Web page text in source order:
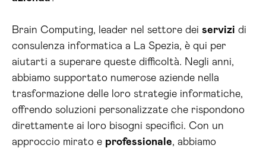
Brain Computing, leader nel settore dei servizi di
consulenza informatica a La Spezia, è qui per
aiutarti a superare queste difficoltà. Negli anni,
abbiamo supportato numerose aziende nella
trasformazione delle loro strategie informatiche,
offrendo soluzioni personalizzate che rispondono
direttamente ai loro bisogni specifici. Con un
approccio mirato e professionale, abbiamo